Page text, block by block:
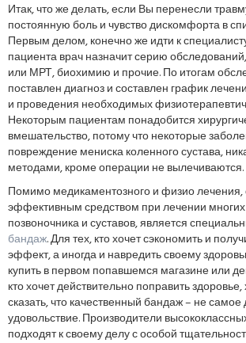
Итак, что же делать, если Вы перенесли
постоянную боль и чувство дискомфорта в
Первым делом, конечно же идти к
пациента врач назначит серию обследований,
или МРТ, биохимию и прочие. По итогам
поставлен диагноз и составлен график
и проведения необходимых
Некоторым пациентам понадобится
вмешательство, потому что некоторые
повреждение мениска коленного сустава,
методами, кроме операции не вылечиваются.
Помимо медикаментозного и физио лечения,
эффективным средством при лечении
позвоночника и суставов, является
бандаж. Для тех, кто хочет сэкономить и
эффект, а иногда и навредить своему
купить в первом попавшемся магазине или
кто хочет действительно поправить здоровье,
сказать, что качественный бандаж – не
удовольствие. Производители
подходят к своему делу с особой